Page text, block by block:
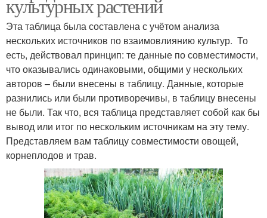
культурных растений
Эта таблица была составлена с учётом анализа
нескольких источников по взаимовлиянию культур. То
есть, действовал принцип: те данные по совместимости,
что оказывались одинаковыми, общими у нескольких
авторов – были внесены в таблицу. Данные, которые
разнились или были противоречивы, в таблицу внесены
не были. Так что, вся таблица представляет собой как бы
вывод или итог по нескольким источникам на эту тему.
Представляем вам таблицу совместимости овощей,
корнеплодов и трав.